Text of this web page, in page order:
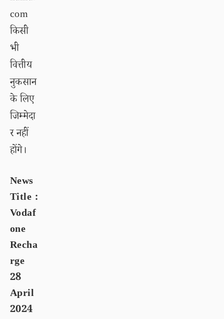
com
किसी
भी
वित्तीय
नुकसान
के लिए
जिम्मेदा
र नहीं
होंगे।
News
Title :
Vodaf
one
Recha
rge
28
April
2024